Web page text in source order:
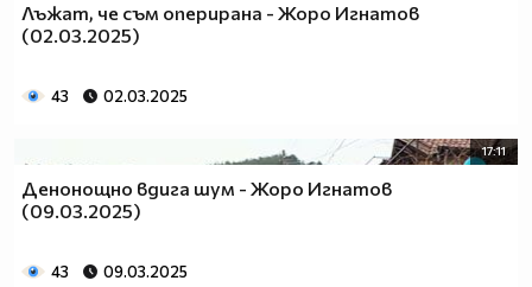
Лъжат, че съм оперирана - Жоро Игнатов
(02.03.2025)
43 02.03.2025
17:11
Денонощно вдига шум - Жоро Игнатов
(09.03.2025)
43 09.03.2025